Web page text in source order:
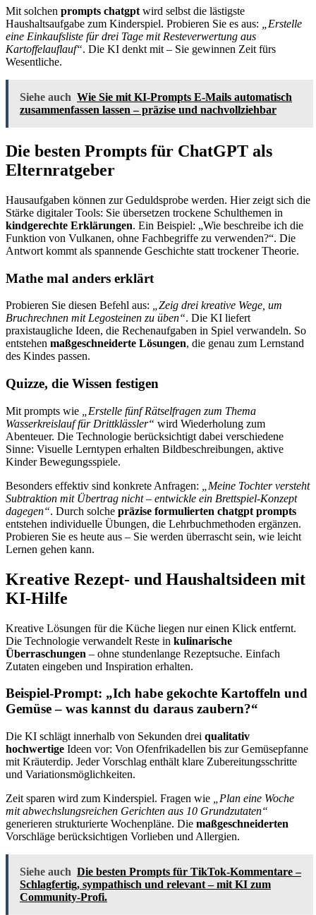
Mit solchen prompts chatgpt wird selbst die lästigste
Haushaltsaufgabe zum Kinderspiel. Probieren Sie es aus:
„Erstelle
eine Einkaufsliste für drei Tage mit Resteverwertung aus
Kartoffelauflauf“. Die KI denkt mit – Sie gewinnen Zeit fürs
Wesentliche.
Siehe auch Wie Sie mit KI-Prompts E-Mails automatisch
zusammenfassen lassen – präzise und nachvollziehbar
Die besten Prompts für ChatGPT als
Elternratgeber
Hausaufgaben können zur Geduldsprobe werden. Hier zeigt sich die
Stärke digitaler Tools: Sie übersetzen trockene Schulthemen in
kindgerechte Erklärungen. Ein Beispiel: „Wie beschreibe ich die
Funktion von Vulkanen, ohne Fachbegriffe zu verwenden?“. Die
Antwort kommt als spannende Geschichte statt trockener Theorie.
Mathe mal anders erklärt
Probieren Sie diesen Befehl aus: „Zeig drei kreative Wege, um
Bruchrechnen mit Legosteinen zu üben“. Die KI liefert
praxistaugliche Ideen, die Rechenaufgaben in Spiel verwandeln. So
entstehen maßgeschneiderte Lösungen, die genau zum Lernstand
des Kindes passen.
Quizze, die Wissen festigen
Mit prompts wie
„Erstelle fünf Rätselfragen zum Thema
Wasserkreislauf für Drittklässler“ wird Wiederholung zum
Abenteuer. Die Technologie berücksichtigt dabei verschiedene
Sinne: Visuelle Lerntypen erhalten Bildbeschreibungen, aktive
Kinder Bewegungsspiele.
Besonders effektiv sind konkrete Anfragen:
„Meine Tochter versteht
Subtraktion mit Übertrag nicht – entwickle ein Brettspiel-Konzept
dagegen“. Durch solche präzise formulierten chatgpt prompts
entstehen individuelle Übungen, die Lehrbuchmethoden ergänzen.
Probieren Sie es heute aus – Sie werden überrascht sein, wie leicht
Lernen gehen kann.
Kreative Rezept- und Haushaltsideen mit
KI-Hilfe
Kreative Lösungen für die Küche liegen nur einen Klick entfernt.
Die Technologie verwandelt Reste in kulinarische
Überraschungen – ohne stundenlange Rezeptsuche. Einfach
Zutaten eingeben und Inspiration erhalten.
Beispiel-Prompt: „Ich habe gekochte Kartoffeln und
Gemüse – was kannst du daraus zaubern?“
Die KI schlägt innerhalb von Sekunden drei qualitativ
hochwertige Ideen vor: Von Ofenfrikadellen bis zur Gemüsepfanne
mit Kräuterdip. Jeder Vorschlag enthält klare Zubereitungsschritte
und Variationsmöglichkeiten.
Zeit sparen wird zum Kinderspiel. Fragen wie
„Plan eine Woche
mit abwechslungsreichen Gerichten aus 10 Grundzutaten“
generieren strukturierte Wochenpläne. Die maßgeschneiderten
Vorschläge berücksichtigen Vorlieben und Allergien.
Siehe auch Die besten Prompts für TikTok-Kommentare –
Schlagfertig, sympathisch und relevant – mit KI zum
Community-Profi.